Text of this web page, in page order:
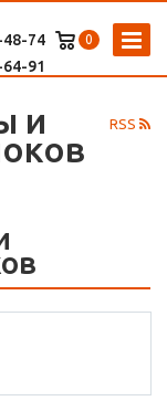
0
48-74
91
RSS
и